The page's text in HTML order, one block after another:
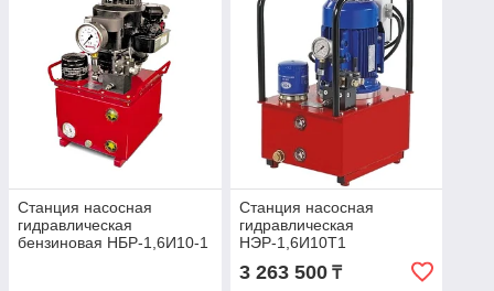
Станция насосная
гидравлическая
бензиновая НБР-1,6И10-1
Станция насосная
гидравлическая
НЭР-1,6И10Т1
3 263 500₸